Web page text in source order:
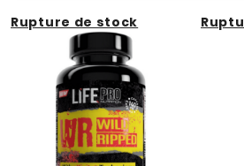
CONDITIONS
COMMERCIALES
PREMIÈRE
COMMANDE
Rupture de stock